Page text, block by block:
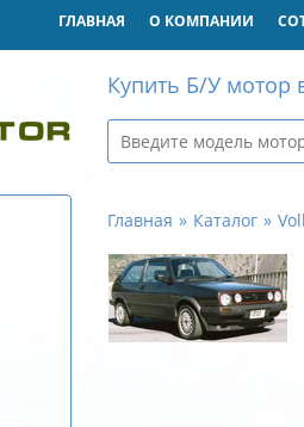
ГЛАВНАЯ О КОМПАНИИ
Купить Б/У мотор
Главная Каталог